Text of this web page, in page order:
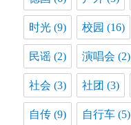
时光 (9) 校园 (16)
民谣 (2) 演唱会 (2)
社会 (3) 社团 (3)
自传 (9) 自行车 (5)